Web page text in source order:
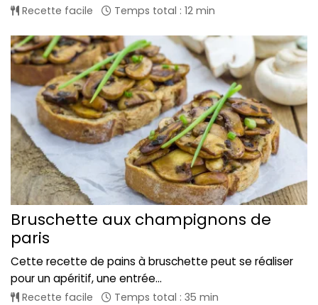
Recette facile Temps total : 12 min
Bruschette aux champignons de
paris
Cette recette de pains à bruschette peut se réaliser
pour un apéritif, une entrée...
Recette facile Temps total : 35 min